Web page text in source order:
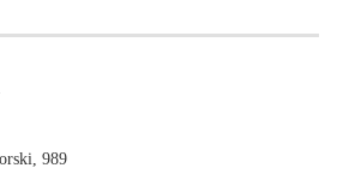
989